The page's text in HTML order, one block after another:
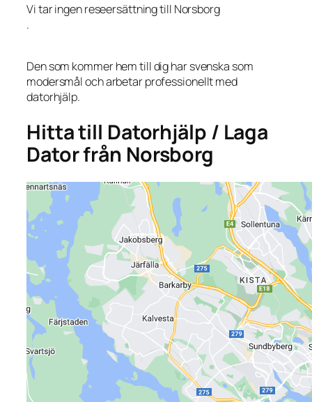
Vi tar ingen reseersättning till Norsborg
.
Den som kommer hem till dig har svenska som
modersmål och arbetar professionellt med
datorhjälp.
Hitta till Datorhjälp / Laga
Dator från Norsborg